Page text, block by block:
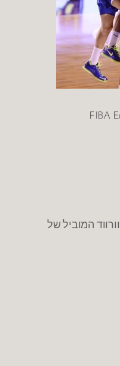
FIBA
המוביל של